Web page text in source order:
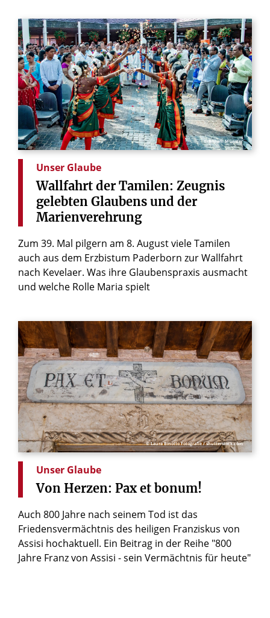
© Bistum Münster
Unser Glaube
Wallfahrt der Tamilen: Zeugnis
gelebten Glaubens und der
Marienverehrung
Zum 39. Mal pilgern am 8. August viele Tamilen
auch aus dem Erzbistum Paderborn zur Wallfahrt
nach Kevelaer. Was ihre Glaubenspraxis ausmacht
und welche Rolle Maria spielt
© Laura Binotto Fotografie / shutterstock.com
Unser Glaube
Von Herzen: Pax et bonum!
Auch 800 Jahre nach seinem Tod ist das
Friedensvermächtnis des heiligen Franziskus von
Assisi hochaktuell. Ein Beitrag in der Reihe "800
Jahre Franz von Assisi - sein Vermächtnis für heute"